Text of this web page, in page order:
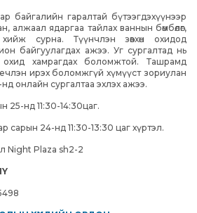
байгалийн гаралтай бүтээгдэхүүнээр
алжаал ядаргаа тайлах ваннын бөмбөлөг,
сурна. Түүнчлэн зөвхөн охидод
байгуулагдах ажээ. Уг сургалтад нь
хамрагдах боломжтой. Ташрамд
ирэх боломжгүй хүмүүст зориулан
нд онлайн сургалтаа эхлэх ажээ.
25-нд 11:30-14:30цаг.
сарын 24-нд 11:30-13:30 цаг хүртэл.
Night Plaza sh2-2